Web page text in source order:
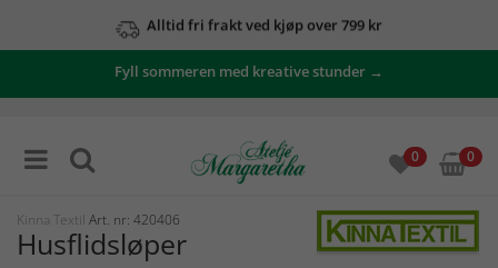
Alltid fri frakt ved kjøp over 799 kr
Fyll sommeren med kreative stunder →
0 0
Kinna Textil Art. nr: 420406
Husflidsløper